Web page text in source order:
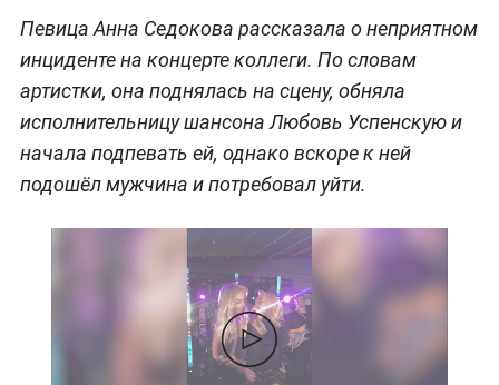
Певица Анна Седокова рассказала о неприятном
инциденте на концерте коллеги. По словам
артистки, она поднялась на сцену, обняла
исполнительницу шансона Любовь Успенскую и
начала подпевать ей, однако вскоре к ней
подошёл мужчина и потребовал уйти.